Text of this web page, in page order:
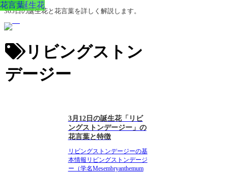
365日の誕生花と花言葉を詳しく解説します。
リビングストン
デージー
3月の誕生花
3月12日の誕生花「リビ
ングストンデージー」の
花言葉と特徴
リビングストンデージーの基
本情報 リビングストンデージ
ー（学名Mesembryanthemum
花言葉